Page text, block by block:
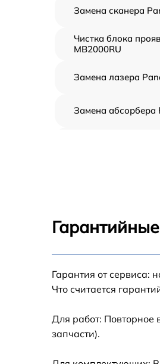
Замена сканера
Чистка блока
MB2000RU
Замена лазера
Замена абсорбера
Замена печатной
MB2000RU
Гарантия от сервиса:
Что считается
Для работ: Повторное
запчасти).